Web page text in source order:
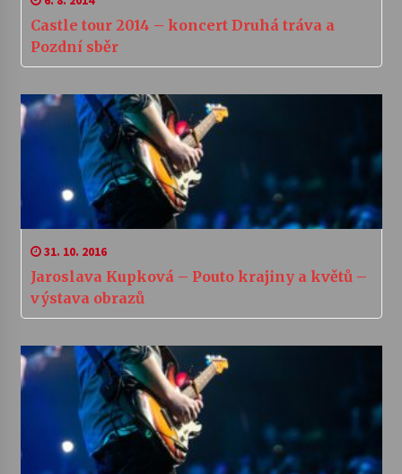
Castle tour 2014 – koncert Druhá tráva a
Pozdní sběr
31. 10. 2016
Jaroslava Kupková – Pouto krajiny a květů –
výstava obrazů